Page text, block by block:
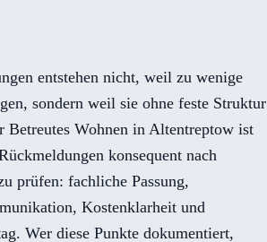
entstehen nicht, weil zu wenige
sondern weil sie ohne feste Struktur
Betreutes Wohnen in Altentreptow ist
konsequent nach
prüfen: fachliche Passung,
Kostenklarheit und
Wer diese Punkte dokumentiert,